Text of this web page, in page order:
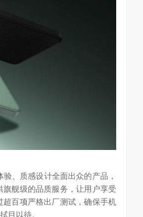
、质感设计全面出众的产品，
舰级的品质服务，让用户享受
百项严格出厂测试，确保手机
目以待。